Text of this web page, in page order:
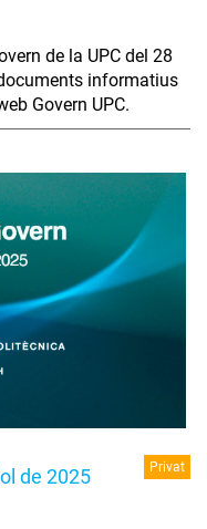
de la UPC del 28
informatius
Govern UPC.
de 2025 Privat